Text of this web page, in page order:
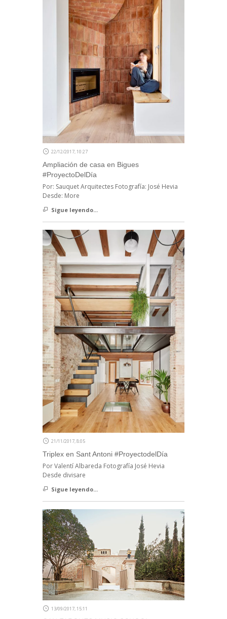
22/12/2017, 10:27
Ampliación de casa en Bigues
#ProyectoDelDía
Por: Sauquet Arquitectes Fotografía: José Hevia
Desde: More
Sigue leyendo...
21/11/2017, 8:05
Triplex en Sant Antoni #ProyectodelDía
Por Valentí Albareda Fotografía José Hevia
Desde divisare
Sigue leyendo...
13/09/2017, 15:11